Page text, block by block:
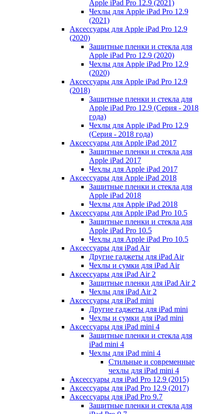
Apple iPad Pro 12.9 (2021)
Чехлы для Apple iPad Pro 12.9
(2021)
Аксессуары для Apple iPad Pro 12.9
(2020)
Защитные пленки и стекла для
Apple iPad Pro 12.9 (2020)
Чехлы для Apple iPad Pro 12.9
(2020)
Аксессуары для Apple iPad Pro 12.9
(2018)
Защитные пленки и стекла для
Apple iPad Pro 12.9 (Серия - 2018
года)
Чехлы для Apple iPad Pro 12.9
(Серия - 2018 года)
Аксессуары для Apple iPad 2017
Защитные пленки и стекла для
Apple iPad 2017
Чехлы для Apple iPad 2017
Аксессуары для Apple iPad 2018
Защитные пленки и стекла для
Apple iPad 2018
Чехлы для Apple iPad 2018
Аксессуары для Apple iPad Pro 10.5
Защитные пленки и стекла для
Apple iPad Pro 10.5
Чехлы для Apple iPad Pro 10.5
Аксессуары для iPad Air
Другие гаджеты для iPad Air
Чехлы и сумки для iPad Air
Аксессуары для iPad Air 2
Защитные пленки для iPad Air 2
Чехлы для iPad Air 2
Аксессуары для iPad mini
Другие гаджеты для iPad mini
Чехлы и сумки для iPad mini
Аксессуары для iPad mini 4
Защитные пленки и стекла для
iPad mini 4
Чехлы для iPad mini 4
Стильные и современные
чехлы для iPad mini 4
Аксессуары для iPad Pro 12.9 (2015)
Аксессуары для iPad Pro 12.9 (2017)
Аксессуары для iPad Pro 9.7
Защитные пленки и стекла для